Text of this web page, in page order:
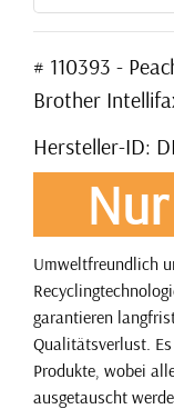
# 110393 -
Brother
Hersteller-ID:
Umweltfreundlich
garantieren
Qualitätsverlust.
Produkte, wobei
ausgetauscht